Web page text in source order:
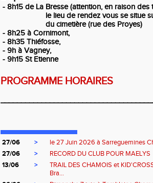
- 8h15 de La Bresse (attention, en raison des
le lieu de rendez vous se situe sur
du cimetière (rue des Proyes)
- 8h25 à Cornimont,
- 8h35 Thiéfosse,
- 9h à Vagney,
- 9h15 St Etienne
PROGRAMME HORAIRES
27/06 >
le 27 Juin 2026 à Sarreguemines
27/06
>
RECORD DU CLUB POUR MAELYS
13/06
>
TRAIL DES CHAMOIS et
Bra...